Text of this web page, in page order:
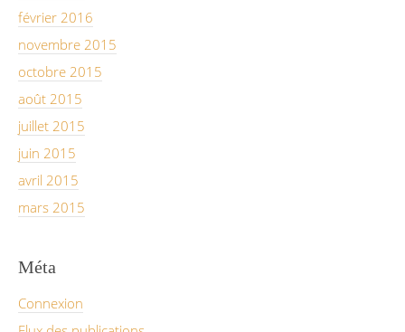
février 2016
novembre 2015
octobre 2015
août 2015
juillet 2015
juin 2015
avril 2015
mars 2015
Méta
Connexion